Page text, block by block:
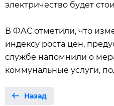
электричество будет
В ФАС отметили, что
индексу роста цен,
службе напомнили о
коммунальные услуги,
Назад